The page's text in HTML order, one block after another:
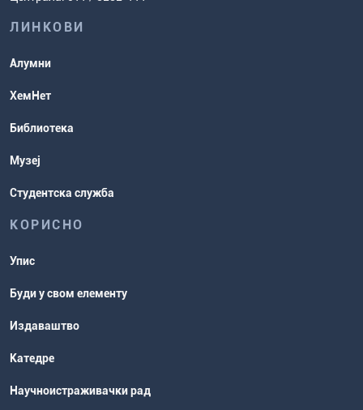
Повереник за равноправност
Студентске организације
рокови
испита
ЛИНКОВИ
Алумни
ХемНет
Библиотека
Музеј
Студентска служба
КОРИСНО
Упис
Буди у свом елементу
Издаваштво
Катедре
Научноистраживачки рад